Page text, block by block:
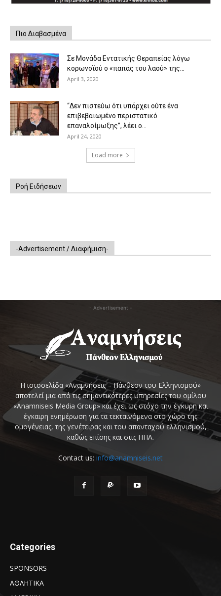
Πιο Διαβασμένα
Σε Μονάδα Εντατικής Θεραπείας λόγω
κορωνοϊού ο «παπάς του λαού» της...
April 3, 2020
“Δεν πιστεύω ότι υπάρχει ούτε ένα
επιβεβαιωμένο περιστατικό
επαναλοίμωξης”, λέει ο...
April 24, 2020
Load more
Ροή Ειδήσεων
-Advertisement / Διαφήμιση-
- Advertisement -
Η ιστοσελίδα «Αναμνήσεις – Πάνθεον του Ελληνισμού»
αποτελεί μια από τις σημαντικότερες υπηρεσίες του ομίλου
«Anamniseis Media Group» και έχει ως στόχο την έγκυρη και
έγκαιρη ενημέρωση για τα τεκταινόμενα στο χώρο της
ομογένειας, της γενέτειρας και του απανταχού ελληνισμού,
καθώς επίσης και στις ΗΠΑ.
Contact us: info@anamniseis.net
Categories
SPONSORS
ΑΘΛΗΤΙΚΑ